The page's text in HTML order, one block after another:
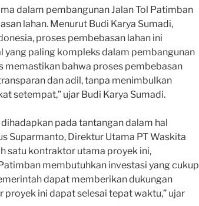
dalam pembangunan Jalan Tol Patimban
lahan. Menurut Budi Karya Sumadi,
proses pembebasan lahan ini
yang paling kompleks dalam pembangunan
memastikan bahwa proses pembebasan
dan adil, tanpa menimbulkan
setempat,” ujar Budi Karya Sumadi.
pada tantangan dalam hal
Suparmanto, Direktur Utama PT Waskita
satu kontraktor utama proyek ini,
membutuhkan investasi yang cukup
dapat memberikan dukungan
proyek ini dapat selesai tepat waktu,” ujar